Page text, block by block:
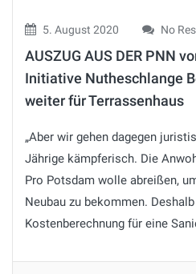
5. August 2020 No
AUSZUG AUS DER PNN
Initiative Nutheschlange
weiter für Terrassenhaus
„Aber wir gehen dagegen
Jährige kämpferisch. Die
Pro Potsdam wolle abreißen,
Neubau zu bekommen.
Kostenberechnung für eine